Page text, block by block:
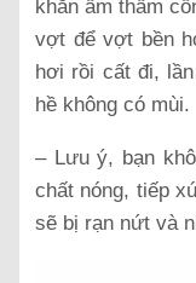
khăn ẩm thấm
vợt để vợt bền
hơi rồi cất đi,
hề không có mùi.
– Lưu ý, bạn
chất nóng, tiếp
sẽ bị rạn nứt và